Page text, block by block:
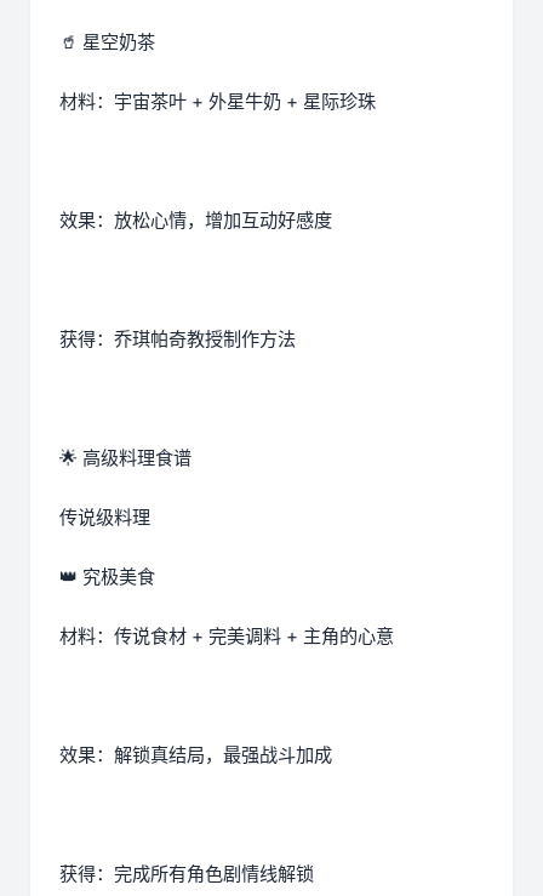
🥤 星空奶茶
材料：宇宙茶叶 + 外星牛奶 + 星际珍珠
效果：放松心情，增加互动好感度
获得：乔琪帕奇教授制作方法
🌟 高级料理食谱
传说级料理
👑 究极美食
材料：传说食材 + 完美调料 + 主角的心意
效果：解锁真结局，最强战斗加成
获得：完成所有角色剧情线解锁